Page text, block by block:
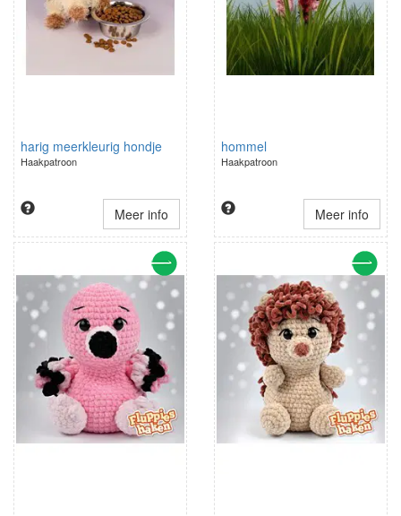
harig meerkleurig hondje
Haakpatroon
Meer info
hommel
Haakpatroon
Meer info